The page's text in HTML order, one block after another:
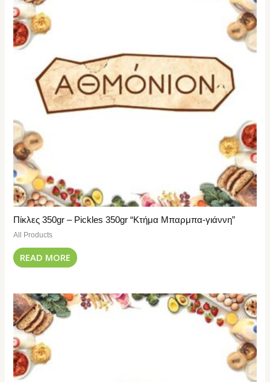
Πίκλες 350gr – Pickles 350gr “Κτήμα Μπαρμπα-γιάννη”
All Products
READ MORE